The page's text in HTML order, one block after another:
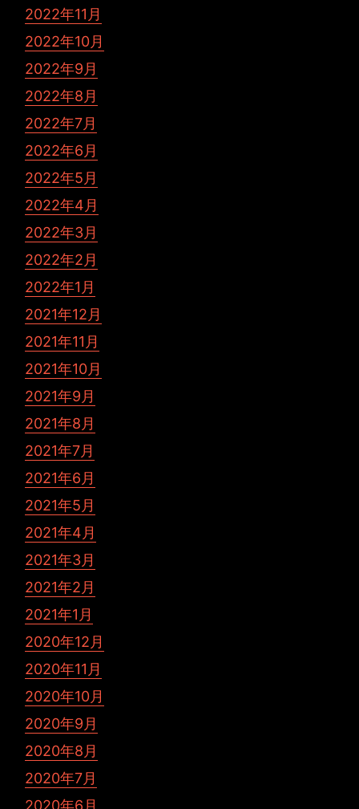
2022年11月
2022年10月
2022年9月
2022年8月
2022年7月
2022年6月
2022年5月
2022年4月
2022年3月
2022年2月
2022年1月
2021年12月
2021年11月
2021年10月
2021年9月
2021年8月
2021年7月
2021年6月
2021年5月
2021年4月
2021年3月
2021年2月
2021年1月
2020年12月
2020年11月
2020年10月
2020年9月
2020年8月
2020年7月
2020年6月